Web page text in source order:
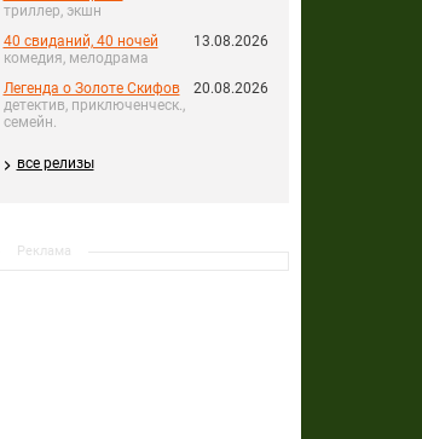
триллер, экшн
40 свиданий, 40 ночей
комедия, мелодрама
13.08.2026
Легенда о Золоте Скифов
детектив, приключенческ.,
семейн.
20.08.2026
все релизы
Реклама